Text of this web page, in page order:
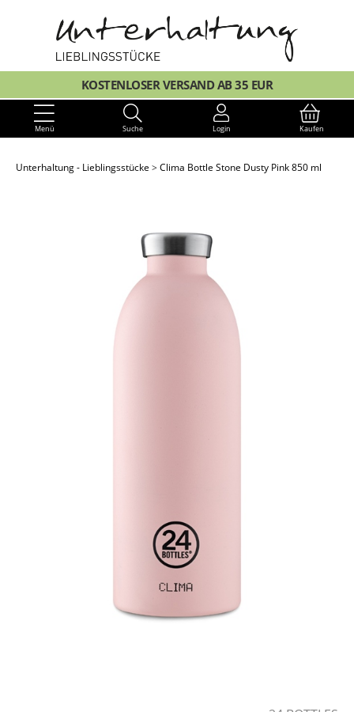
KOSTENLOSER VERSAND AB 35 EUR
Menü Suche Login Kaufen
Unterhaltung - Lieblingsstücke Clima Bottle Stone Dusty Pink 850 ml